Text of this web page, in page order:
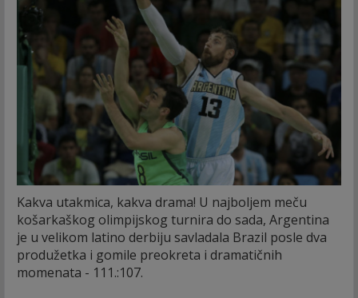
Kakva utakmica, kakva drama! U najboljem meču
košarkaškog olimpijskog turnira do sada, Argentina
je u velikom latino derbiju savladala Brazil posle dva
produžetka i gomile preokreta i dramatičnih
momenata - 111.:107.